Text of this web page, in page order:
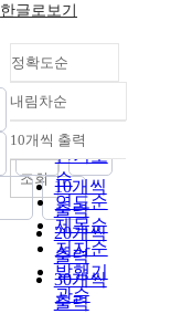
한글로보기
정확도순
정확도
순
인기도
순
연도순
제목순
저자순
발행기
관순
내림차순
내림차순
10개씩 출력
10개씩
출력
20개씩
출력
30개씩
출력
조회